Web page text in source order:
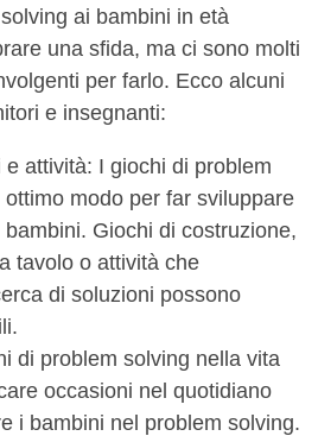
ai bambini in età
una sfida, ma ci sono molti
per farlo. Ecco alcuni
e insegnanti:
attività: I giochi di problem
modo per far sviluppare
Giochi di costruzione,
tavolo o attività che
di soluzioni possono
di problem solving nella vita
occasioni nel quotidiano
i bambini nel problem solving.